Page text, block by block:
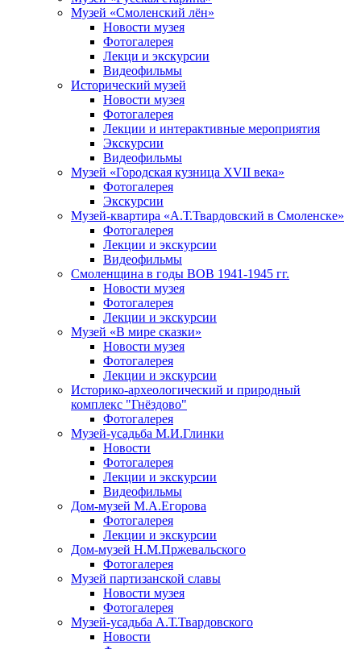
Музей «Смоленский лён»
Новости музея
Фотогалерея
Лекци и экскурсии
Видеофильмы
Исторический музей
Новости музея
Фотогалерея
Лекции и интерактивные мероприятия
Экскурсии
Видеофильмы
Музей «Городская кузница XVII века»
Фотогалерея
Экскурсии
Музей-квартира «А.Т.Твардовский в Смоленске»
Фотогалерея
Лекции и экскурсии
Видеофильмы
Смоленщина в годы ВОВ 1941-1945 гг.
Новости музея
Фотогалерея
Лекции и экскурсии
Музей «В мире сказки»
Новости музея
Фотогалерея
Лекции и экскурсии
Историко-археологический и природный
комплекс "Гнёздово"
Фотогалерея
Музей-усадьба М.И.Глинки
Новости
Фотогалерея
Лекции и экскурсии
Видеофильмы
Дом-музей М.А.Егорова
Фотогалерея
Лекции и экскурсии
Дом-музей Н.М.Пржевальского
Фотогалерея
Музей партизанской славы
Новости музея
Фотогалерея
Музей-усадьба А.Т.Твардовского
Новости